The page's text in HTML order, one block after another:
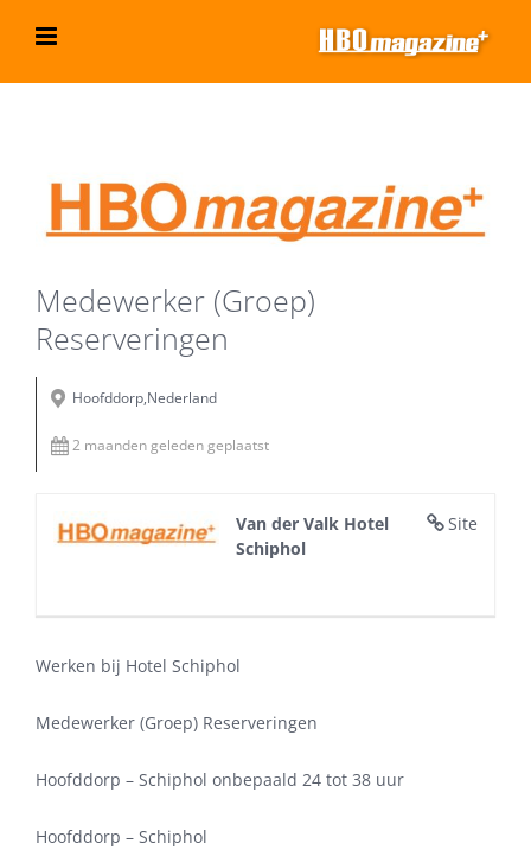
inhoud
grotere
afbeelding
Medewerker (Groep)
Reserveringen
Hoofddorp,Nederland
2 maanden geleden geplaatst
Site
Van der Valk Hotel
Schiphol
Werken bij Hotel Schiphol
Medewerker (Groep) Reserveringen
Hoofddorp – Schiphol onbepaald 24 tot 38 uur
Hoofddorp – Schiphol